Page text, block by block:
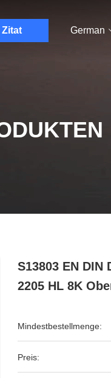
Zitat German
S13803 EN
2205 HL 8K
Mindestbestellmenge:
Preis: